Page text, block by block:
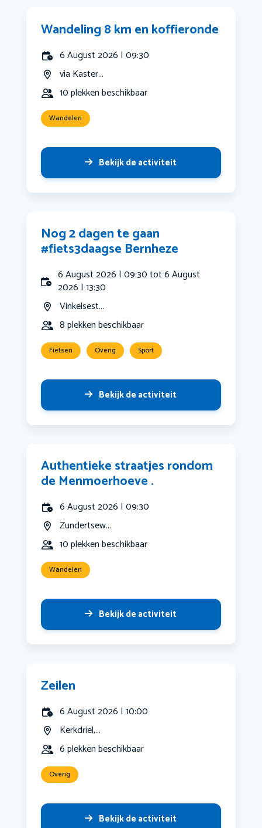
Wandeling 8 km en koffieronde
6 August 2026 | 09:30
via Kaster...
10 plekken beschikbaar
Wandelen
Bekijk de activiteit
Nog 2 dagen te gaan
#fiets3daagse Bernheze
6 August 2026 | 09:30 tot 6 August
2026 | 13:30
Vinkelsest...
8 plekken beschikbaar
Fietsen Overig Sport
Bekijk de activiteit
Authentieke straatjes rondom
de Menmoerhoeve .
6 August 2026 | 09:30
Zundertsew...
10 plekken beschikbaar
Wandelen
Bekijk de activiteit
Zeilen
6 August 2026 | 10:00
Kerkdriel,...
6 plekken beschikbaar
Overig
Bekijk de activiteit